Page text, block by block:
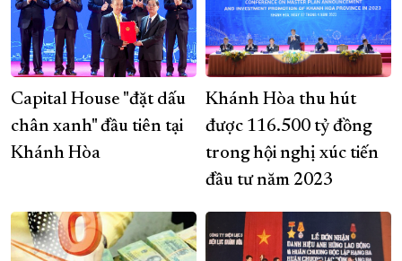
Capital House "đặt dấu
chân xanh" đầu tiên tại
Khánh Hòa
Khánh Hòa thu hút
được 116.500 tỷ đồng
trong hội nghị xúc tiến
đầu tư năm 2023